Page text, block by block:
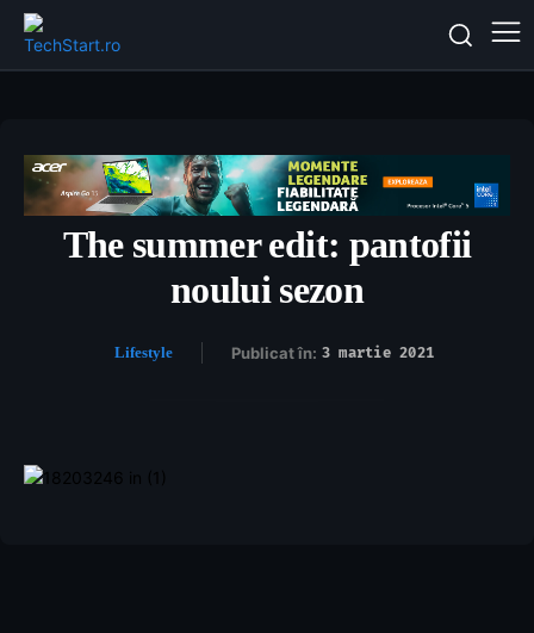
The summer edit: pantofii
noului sezon
Lifestyle Publicat în: 3 martie 2021